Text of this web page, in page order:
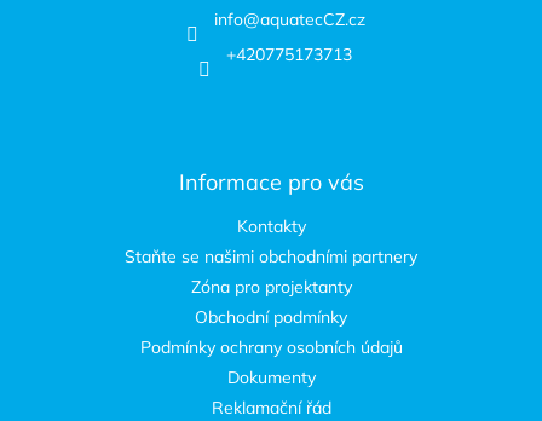
info@aquatecCZ.cz
+420775173713
Informace pro vás
Kontakty
Staňte se našimi obchodními partnery
Zóna pro projektanty
Obchodní podmínky
Podmínky ochrany osobních údajů
Dokumenty
Reklamační řád